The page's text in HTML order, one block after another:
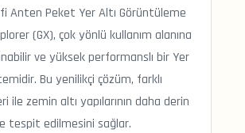
Anten Peket Yer Altı Görüntüleme
(GX), çok yönlü kullanım alanına
ve yüksek performanslı bir Yer
Bu yenilikçi çözüm, farklı
ile zemin altı yapılarının daha derin
tespit edilmesini sağlar.